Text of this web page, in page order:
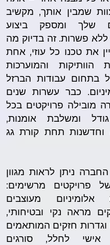
שמבין אותך, מקשיב
שלך ומספק ביצוע
ללא פשרות. זה בדיוק מה
את טכנו כל עוזי, אחת
הוותיקות והמוערכות
בתחום עבודות הברזל
כבר עשרות שנים
מובילה פרויקטים בכל
ומשלבת אומנות,
וחדשנות תחת קורת גג
ניתן לראות מגוון
פרויקטים מרשימים:
אלומיניום מעוצבים
מראה נקי ובטיחותי,
חזקים המותאמים
אישי לחלל, סורגים